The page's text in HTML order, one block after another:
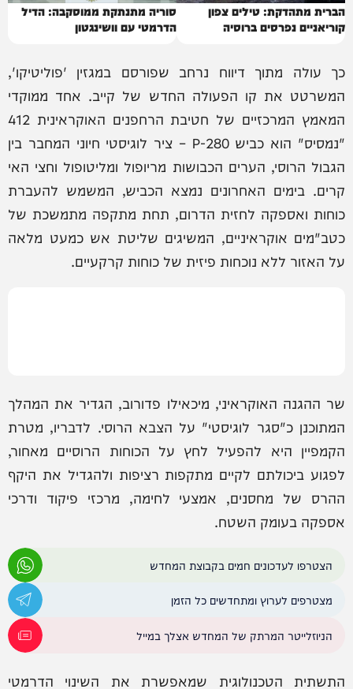
הברית מתהדקת: טילים צפון
קוריאניים נפרסים ברוסיה
סוריה מתנתקת ממוסקבה: הדיל
הדרמטי עם וושינגטון
כך עולה מתוך דיווח נרחב שפורסם במגזין 'פוליטיקו',
המשרטט את קו הפעולה החדש של קייב. אחד ממוקדי
המאמץ המרכזיים של חטיבת הרחפנים האוקראינית 412
"נמסיס" הוא כביש P-280 – ציר לוגיסטי חיוני המחבר בין
הגבול הרוסי, הערים הכבושות מריופול ומליטופול וחצי האי
קרים. בימים האחרונים נמצא הכביש, המשמש להעברת
כוחות ואספקה לחזית הדרום, תחת מתקפה מתמשכת של
כטב"מים אוקראיניים, המשיגים שליטת אש כמעט מלאה
על האזור ללא נוכחות פיזית של כוחות קרקעיים.
שר ההגנה האוקראיני, מיכאילו פדורוב, הגדיר את המהלך
המתוכנן כ"סגר לוגיסטי" על הצבא הרוסי. לדבריו, מטרת
הקמפיין היא להפעיל לחץ על הכוחות הרוסיים מאחור,
לפגוע ביכולתם לקיים מתקפות רציפות ולהגדיל את היקף
ההרס של מחסנים, אמצעי לחימה, מרכזי פיקוד ודרכי
אספקה בעומק השטח.
הצטרפו לעדכונים חמים בקבוצת המחדש
מצטרפים לערוץ ומתחדשים כל הזמן
הניוזלייטר המרתק של המחדש אצלך במייל
התשתית הטכנולוגית שמאפשרת את השינוי הדרמטי